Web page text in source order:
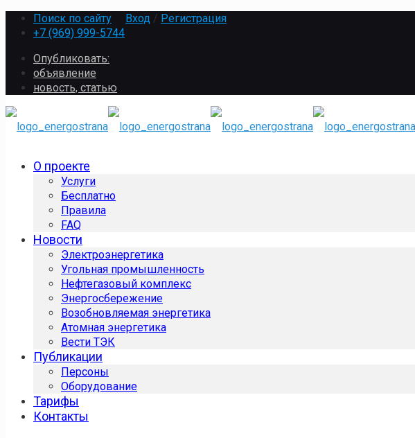
Поиск по сайту Вход / Регистрация
+7 (969) 999-5744
Опубликовать:
объявление
новость, статью
О проекте
Услуги
Бесплатно
Правила
FAQ
Новости
Электроэнергетика
Угольная промышленность
Нефтегазовый комплекс
Энергосбережение
Возобновляемая энергетика
Атомная энергетика
Вести ТЭК
Публикации
Персоны
Оборудование
Тарифы
Контакты